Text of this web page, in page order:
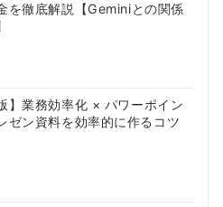
を徹底解説【Geminiとの関係
】業務効率化 × パワーポイン
ゼン資料を効率的に作るコツ